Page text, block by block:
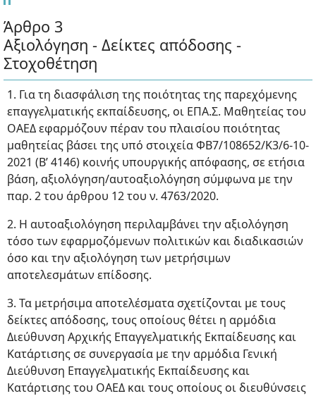
Άρθρο 3
Αξιολόγηση - Δείκτες απόδοσης -
Στοχοθέτηση
1. Για τη διασφάλιση της ποιότητας της παρεχόμενης
επαγγελματικής εκπαίδευσης, οι ΕΠΑ.Σ. Μαθητείας του
ΟΑΕΔ εφαρμόζουν πέραν του πλαισίου ποιότητας
μαθητείας βάσει της υπό στοιχεία ΦΒ7/108652/Κ3/6-10-
2021 (Β’ 4146) κοινής υπουργικής απόφασης, σε ετήσια
βάση, αξιολόγηση/αυτοαξιολόγηση σύμφωνα με την
παρ. 2 του άρθρου 12 του ν. 4763/2020.
2. Η αυτοαξιολόγηση περιλαμβάνει την αξιολόγηση
τόσο των εφαρμοζόμενων πολιτικών και διαδικασιών
όσο και την αξιολόγηση των μετρήσιμων
αποτελεσμάτων επίδοσης.
3. Τα μετρήσιμα αποτελέσματα σχετίζονται με τους
δείκτες απόδοσης, τους οποίους θέτει η αρμόδια
Διεύθυνση Αρχικής Επαγγελματικής Εκπαίδευσης και
Κατάρτισης σε συνεργασία με την αρμόδια Γενική
Διεύθυνση Επαγγελματικής Εκπαίδευσης και
Κατάρτισης του ΟΑΕΔ και τους οποίους οι διευθύνσεις